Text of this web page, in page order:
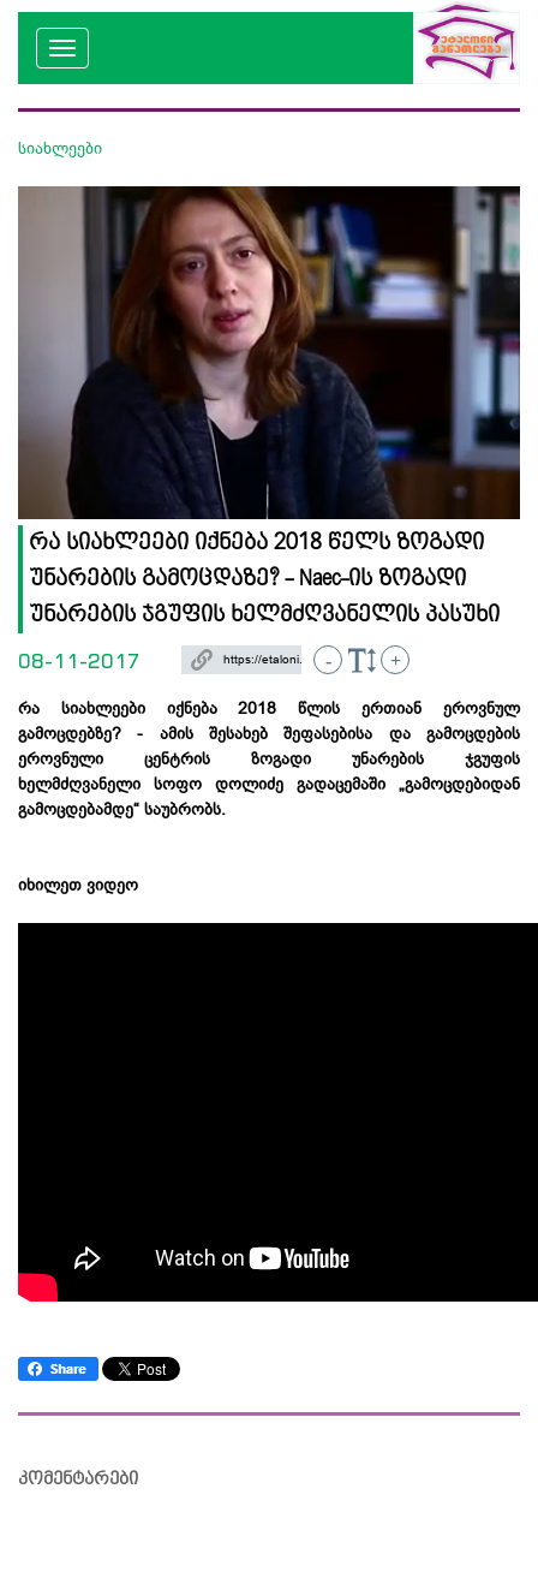
სიახლეები
რა სიახლეები იქნება 2018 წელს ზოგადი
უნარების გამოცდაზე? - Naec-ის ზოგადი
უნარების ჯგუფის ხელმძღვანელის პასუხი
08-11-2017 - +
რა სიახლეები იქნება 2018 წლის ერთიან ეროვნულ
გამოცდებზე? - ამის შესახებ შეფასებისა და გამოცდების
ეროვნული ცენტრის ზოგადი უნარების ჯგუფის
ხელმძღვანელი სოფო დოლიძე გადაცემაში „გამოცდებიდან
გამოცდებამდე“ საუბრობს.
იხილეთ ვიდეო
კომენტარები